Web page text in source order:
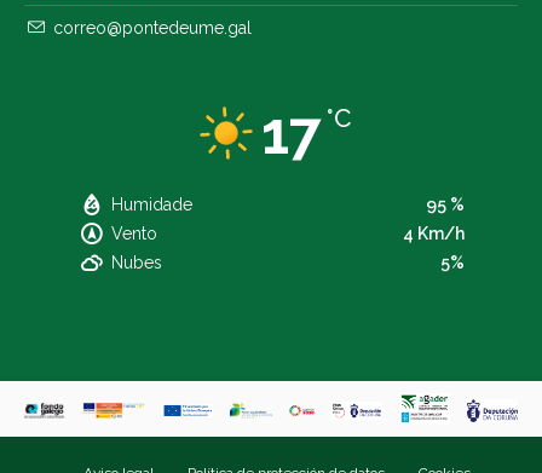
correo@pontedeume.gal
17 °C
Humidade
95 %
Vento
4 Km/h
Nubes
5%